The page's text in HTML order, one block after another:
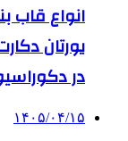
انواع قاب
یورتان
در
۱۴۰۵/۰۴/۱۵